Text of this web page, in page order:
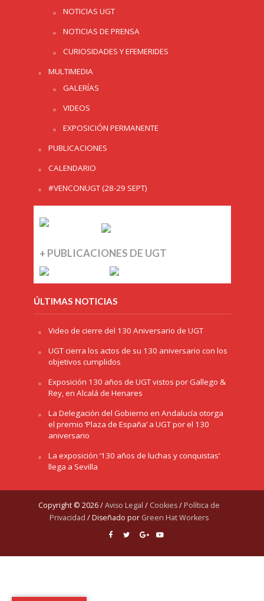
NOTICIAS UGT
NOTICIAS DE PRENSA
CURIOSIDADES Y EFEMERIDES
MULTIMEDIA
GALERÍAS
VIDEOS
EXPOSICIÓN PERMANENTE
PUBLICACIONES
CALENDARIO
#VENCONUGT (28-29 SEPT)
+ PUBLICACIONES DE UGT
ÚLTIMAS NOTICIAS
Video de cierre del 130 Aniversario de UGT
UGT cierra los actos de su 130 aniversario con los
objetivos cumplidos
Exposición 130 años de UGT vistos por Gallego &
Rey, en Alcalá de Henares
La Delegación del Gobierno en Andalucía otorga
el premio ‘Plaza de España’ a UGT por el 130
aniversario
La exposición ‘130 años de luchas y conquistas’
llega a Sevilla
Copyright © 2026 /Aviso Legal / Cookies/ Política de
Privacidad / Diseñado por Green Hat Workers